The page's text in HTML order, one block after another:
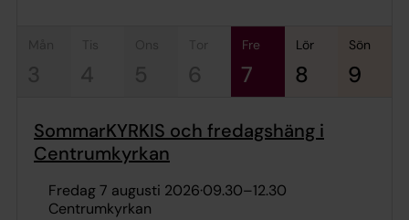
tis
4
tor
6
fre
7
lör
8
sön
9
SommarKYRKIS och fredagshäng i
Centrumkyrkan
fredag 7 augusti 2026·09.30–12.30
Centrumkyrkan